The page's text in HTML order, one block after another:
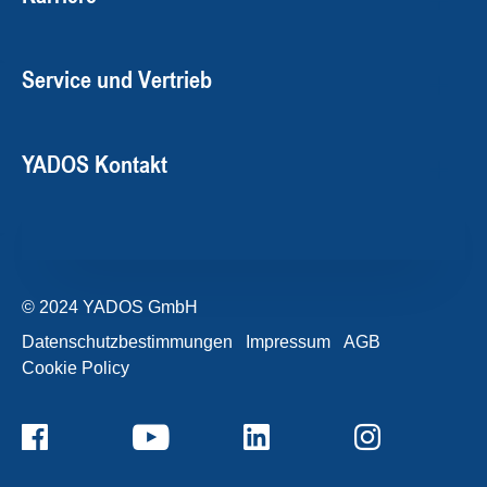
Service und Vertrieb
YADOS Kontakt
© 2024 YADOS GmbH
Datenschutzbestimmungen
Impressum
AGB
Cookie Policy